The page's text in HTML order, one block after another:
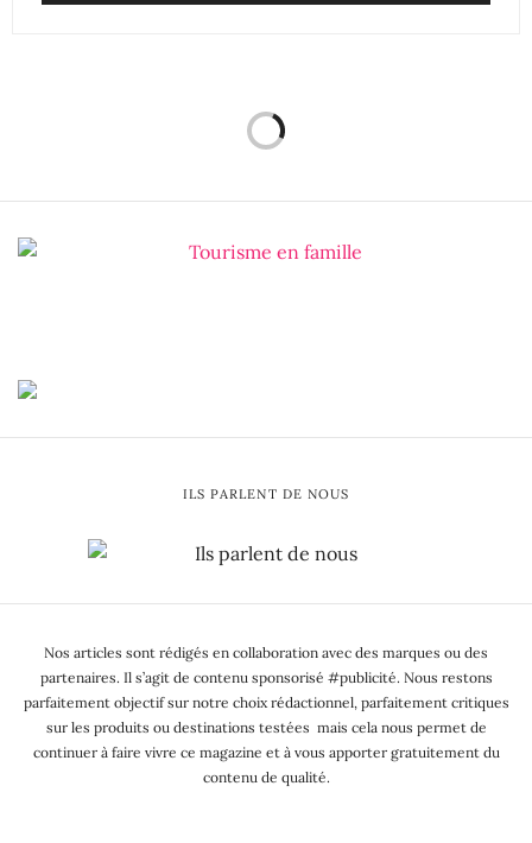
ILS PARLENT DE NOUS
Nos articles sont rédigés en collaboration avec des marques ou des
partenaires. Il s’agit de contenu sponsorisé #publicité. Nous restons
parfaitement objectif sur notre choix rédactionnel, parfaitement critiques
sur les produits ou destinations testées mais cela nous permet de
continuer à faire vivre ce magazine et à vous apporter gratuitement du
contenu de qualité.